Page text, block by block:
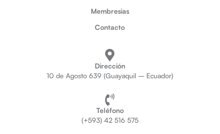
Membresias
Contacto
Dirección
10 de Agosto 639 (Guayaquil – Ecuador)
Teléfono
(+593) 42 516 575